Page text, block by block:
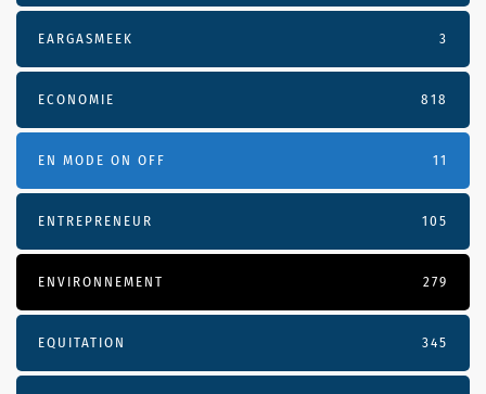
EARGASMEEK 3
ECONOMIE 818
EN MODE ON OFF 11
ENTREPRENEUR 105
ENVIRONNEMENT 279
EQUITATION 345